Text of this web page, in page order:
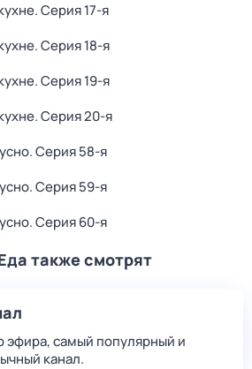
. Серия 17-я
. Серия 18-я
. Серия 19-я
. Серия 20-я
. Серия 58-я
. Серия 59-я
. Серия 60-я
также смотрят
эфира, самый популярный и
канал.